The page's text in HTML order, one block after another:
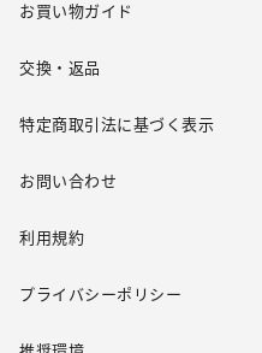
お買い物ガイド
交換・返品
特定商取引法に基づく表示
お問い合わせ
利用規約
プライバシーポリシー